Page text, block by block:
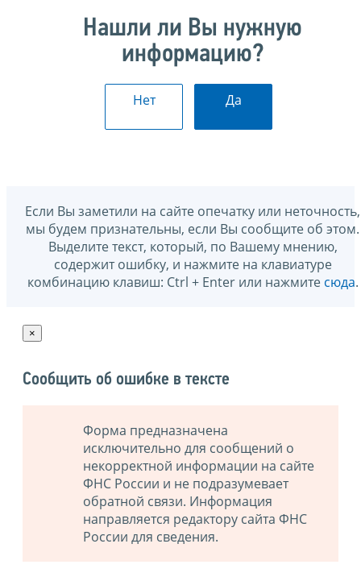
Нашли ли Вы нужную
информацию?
Нет Да
Если Вы заметили на сайте опечатку или неточность,
мы будем признательны, если Вы сообщите об этом.
Выделите текст, который, по Вашему мнению,
содержит ошибку, и нажмите на клавиатуре
комбинацию клавиш: Ctrl + Enter или нажмите сюда.
×
Сообщить об ошибке в тексте
Форма предназначена
исключительно для сообщений о
некорректной информации на сайте
ФНС России и не подразумевает
обратной связи. Информация
направляется редактору сайта ФНС
России для сведения.